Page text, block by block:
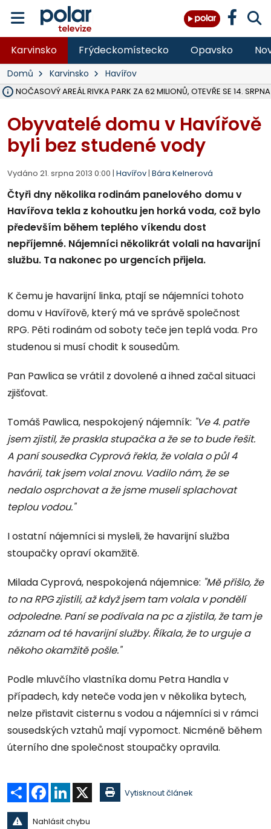
Karvinsko Frýdeckomístecko Opavsko
Domů Karvinsko Havířov
AREÁL RIVKA PARK ZA 62 MILIONŮ, OTEVŘE SE 14. SRPNA
Obyvatelé domu v Havířově
byli bez studené vody
Vydáno 21. srpna 2013 0:00 | Havířov | Bára Kelnerová
Čtyři dny několika rodinám panelového domu v
Havířova tekla z kohoutku jen horká voda, což bylo
především během teplého víkendu dost
nepříjemné. Nájemníci několikrát volali na havarijní
službu. Ta nakonec po urgencích přijela.
K čemu je havarijní linka, ptají se nájemníci tohoto
domu v Havířově, který má ve správě společnost
RPG. Pěti rodinám od soboty teče jen teplá voda. Pro
studenou si musí chodit k sousedům.
Pan Pawlica se vrátil z dovolené a ihned začal situaci
zjišťovat.
Tomáš Pawlica, nespokojený nájemník: "Ve 4. patře
jsem zjistil, že praskla stupačka a že se to bude řešit.
A paní sousedka Cyprová řekla, že volala o půl 4
havárii, tak jsem volal znovu. Vadilo nám, že se
nedalo osprchovat a že jsme museli splachovat
teplou vodou."
I ostatní nájemníci si mysleli, že havarijní služba
stoupačky opraví okamžitě.
Milada Cyprová, nespokojená nájemnice: "Mě přišlo, že
to na RPG zjistili, až když jsem tam volala v pondělí
odpoledne. Paní se podívala na pc a zjistila, že tam je
záznam od té havarijní služby. Říkala, že to urguje a
někoho okamžitě pošle."
Podle mluvčího vlastníka domu Petra Handla v
případech, kdy neteče voda jen v několika bytech,
nelze přistavit cisternu s vodou a nájemníci si v rámci
sousedských vztahů mají vypomoct. Nicméně během
úterního dne společnost stoupačky opravila.
Sdílet Facebook
LinkedIn Vytisknout článek
Nahlásit chybu